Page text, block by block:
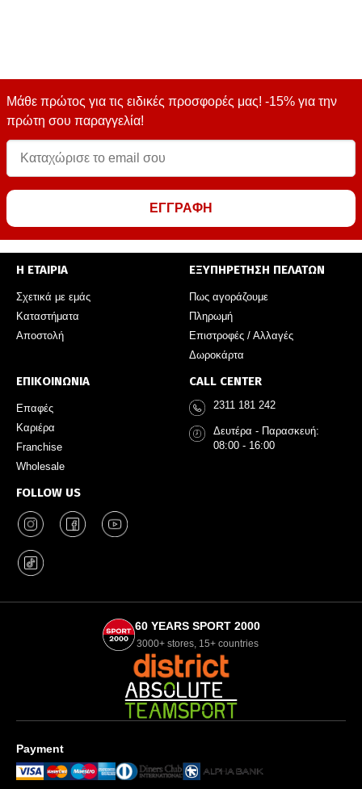
Μάθε πρώτος για τις ειδικές προσφορές μας! -15% για την
πρώτη σου παραγγελία!
ΕΓΓΡΑΦΗ
Η ΕΤΑΙΡΙΑ
Σχετικά με εμάς
Καταστήματα
Αποστολή
ΕΞΥΠΗΡΕΤΗΣΗ ΠΕΛΑΤΩΝ
Πως αγοράζουμε
Πληρωμή
Επιστροφές / Αλλαγές
Δωροκάρτα
ΕΠΙΚΟΙΝΩΝΙΑ
Επαφές
Καριέρα
Franchise
Wholesale
FOLLOW US
CALL CENTER
2311 181 242
Δευτέρα - Παρασκευή:
08:00 - 16:00
60 YEARS SPORT 2000
3000+ stores, 15+ countries
Payment